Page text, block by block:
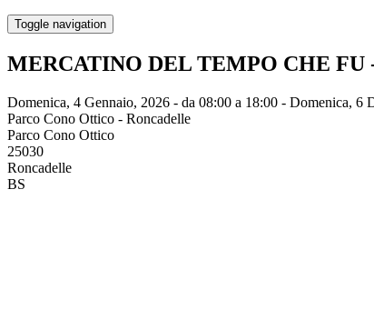
Toggle navigation
MERCATINO DEL TEMPO CHE FU
Domenica, 4 Gennaio, 2026 - da 08:00 a 18:00 - Domenica, 6
Parco Cono Ottico - Roncadelle
Parco Cono Ottico
25030
Roncadelle
BS